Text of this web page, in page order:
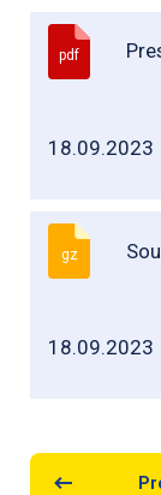
pdf
18.09.2023
gz
18.09.2023